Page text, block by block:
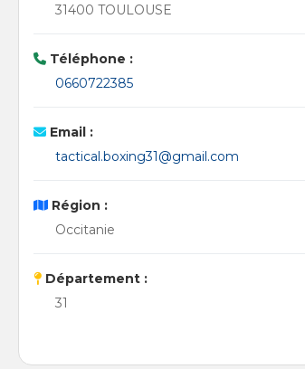
31400 TOULOUSE
Téléphone :
0660722385
Email :
tactical.boxing31@gmail.com
Région :
Occitanie
Département :
31